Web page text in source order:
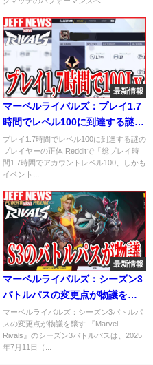
最新情報
マーベルライバルズ：プレイ1.7
時間でレベル100に到達する謎の
プレイヤーの正体
プレイ1.7時間でレベル100に到達する謎の
プレイヤーの正体 Redditで「総プレイ時
間1.7時間でアカウントレベル100、しかも
イベント...
最新情報
マーベルライバルズ：シーズン3
バトルパスの変更点が物議を醸
す
マーベルライバルズ：シーズン3バトルパ
スの変更点が物議を醸す 『Marvel
Rivals』のシーズン3バトルパスは、2025
年7月11日（...